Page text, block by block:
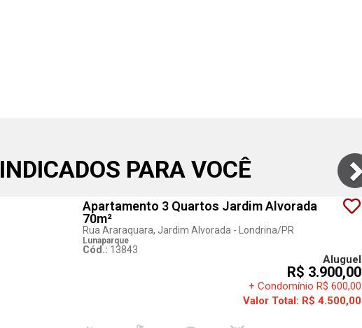
INDICADOS PARA VOCÊ
Apartamento 3 Quartos Jardim Alvorada
70m²
Rua Araraquara, Jardim Alvorada - Londrina/PR
Lunaparque
Cód.: 13843
Aluguel
R$ 3.900,00
+ Condomínio R$ 600,00
Valor Total: R$ 4.500,00